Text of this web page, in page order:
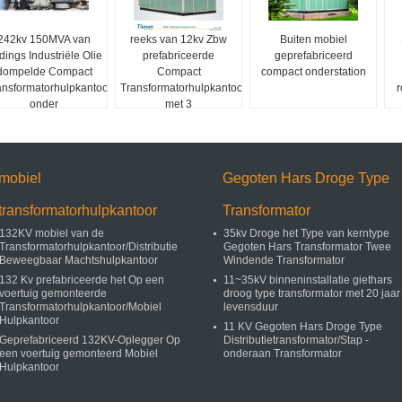
150MVA van
Industriële Olie
Compact
onder
reeks van 12kv Zbw
prefabriceerde
Compact
Transformatorhulpkantoor
met 3
Buiten mobiel
geprefabriceerd
compact onderstation
132KV mobiel van de
Transformatorhulpkantoor/Distributie
Beweegbaar Machtshulpkantoor
132 Kv prefabriceerde het Op een
voertuig gemonteerde
Transformatorhulpkantoor/Mobiel
Hulpkantoor
Geprefabriceerd 132KV-Oplegger Op
een voertuig gemonteerd Mobiel
Hulpkantoor
Gegoten Hars Droge Type
Transformator
35kv Droge het Type van kerntype
Gegoten Hars Transformator Twee
Windende Transformator
11~35kV binneninstallatie giethars
droog type transformator met 20 jaar
levensduur
11 KV Gegoten Hars Droge Type
Distributietransformator/Stap -
onderaan Transformator